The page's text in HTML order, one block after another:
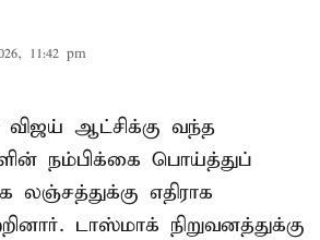
11:42 pm
ஆட்சிக்கு வந்த
நம்பிக்கை பொய்த்துப்
எதிராக
டாஸ்மாக் நிறுவனத்துக்கு